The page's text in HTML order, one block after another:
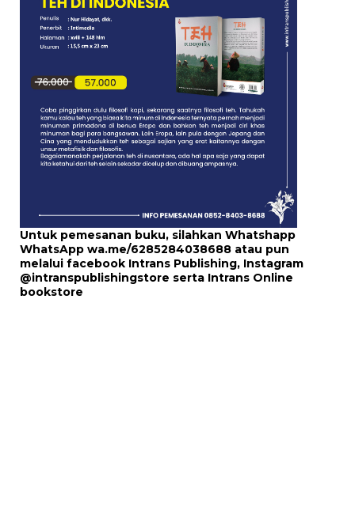
Untuk pemesanan buku, silahkan Whatshapp
WhatsApp wa.me/6285284038688 atau pun
melalui facebook Intrans Publishing, Instagram
@intranspublishingstore serta Intrans Online
bookstore